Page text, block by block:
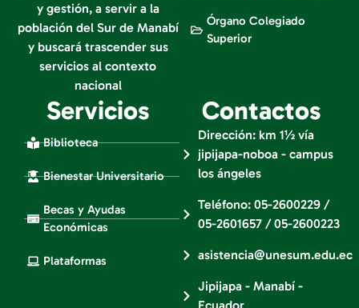
y gestión, a servir a la
población del Sur de Manabí
y buscará trascender sus
servicios al contexto
nacional
Órgano Colegiado
Superior
Servicios
Biblioteca
Bienestar Universitario
Becas y Ayudas
Económicas
Plataformas
Contactos
Dirección: km 1½ vía
jipijapa-noboa - campus
los ángeles
Teléfono: 05-2600229 /
05-2601657 / 05-2600223
asistencia@unesum.edu.ec
Jipijapa - Manabí -